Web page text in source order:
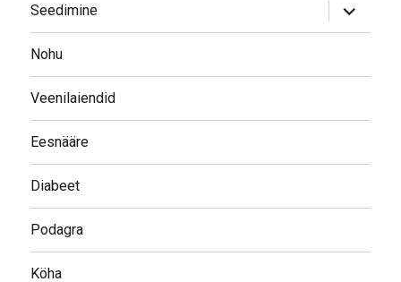
Seedimine
laienda
Nohu
Veenilaiendid
Eesnääre
Diabeet
Podagra
Köha